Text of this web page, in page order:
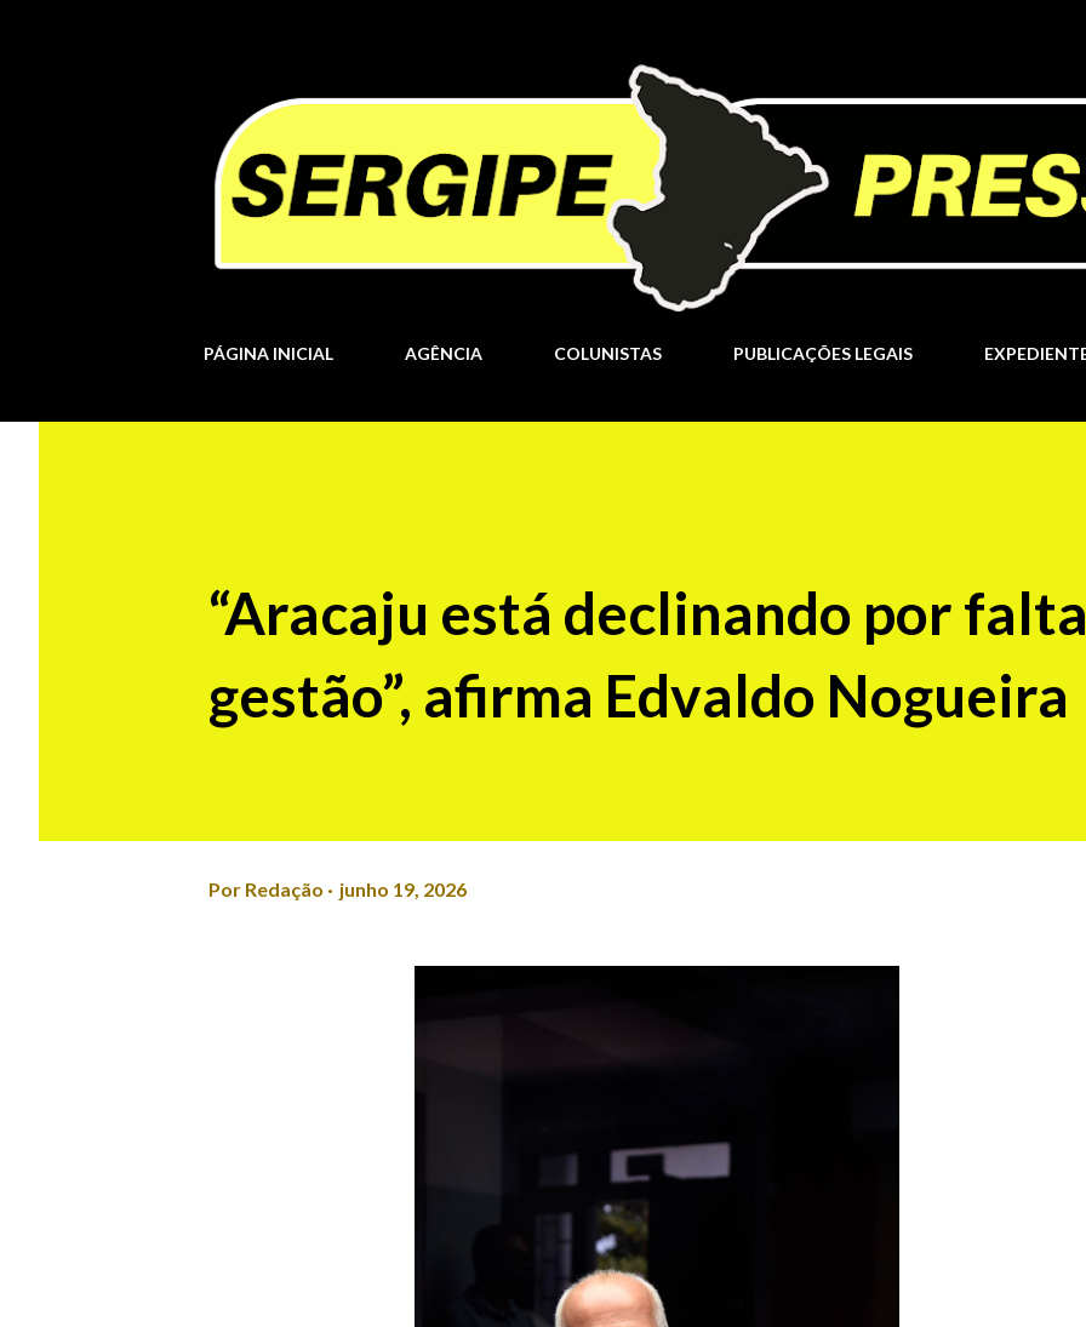
PÁGINA INICIAL AGÊNCIA COLUNISTAS PUBLICAÇÕES LEGAIS
“Aracaju está declinando por
gestão”, afirma Edvaldo Nogueira
Por Redação junho 19, 2026